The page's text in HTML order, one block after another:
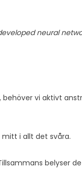
neural
vi aktivt
mitt i allt det svåra.
belyser